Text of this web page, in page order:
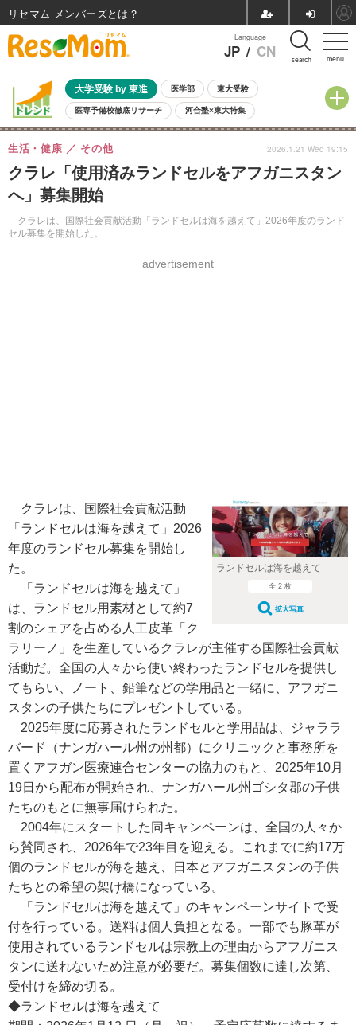
menu
Language
JP / CN search
大学受験 by 東進 医学部 東大受験
医専予備校徹底リサーチ 河合塾×東大特集
親子で考える大学選び 高校受験 中学受験 小学校受験
共通テスト 夏休み
8月開催イベント・WS 全国公立高校 過去問 人気記事
自由研究教材（小学生向け）
クラレ「使用済みランドセルをアフガニスタン
へ」募集開始
クラレは、国際社会貢献活動「ランドセルは海を越えて」2026年度のランド
セル募集を開始した。
生活・健康 その他
advertisement
2026.1.21 Wed 19:15
ランドセルは海を越えて
全 2 枚
拡大写真
クラレは、国際社会貢献活動
「ランドセルは海を越えて」2026
年度のランドセル募集を開始し
た。
「ランドセルは海を越えて」
は、ランドセル用素材として約7
割のシェアを占める人工皮革「ク
ラリーノ」を生産しているクラレが主催する国際社会貢献
活動だ。全国の人々から使い終わったランドセルを提供し
てもらい、ノート、鉛筆などの学用品と一緒に、アフガニ
スタンの子供たちにプレゼントしている。
2025年度に応募されたランドセルと学用品は、ジャララ
バード（ナンガハール州の州都）にクリニックと事務所を
置くアフガン医療連合センターの協力のもと、2025年10月
19日から配布が開始され、ナンガハール州ゴシタ郡の子供
たちのもとに無事届けられた。
2004年にスタートした同キャンペーンは、全国の人々か
ら賛同され、2026年で23年目を迎える。これまでに約17万
個のランドセルが海を越え、日本とアフガニスタンの子供
たちとの希望の架け橋になっている。
「ランドセルは海を越えて」のキャンペーンサイトで受
付を行っている。送料は個人負担となる。一部でも豚革が
使用されているランドセルは宗教上の理由からアフガニス
タンに送れないため注意が必要だ。募集個数に達し次第、
受付けを締め切る。
◆ランドセルは海を越えて
リセマム メンバーズ